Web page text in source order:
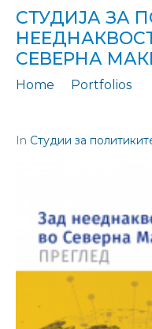
СТУДИЈА ЗА
СЕВЕРНА
Home
Portfolios
In Студии за